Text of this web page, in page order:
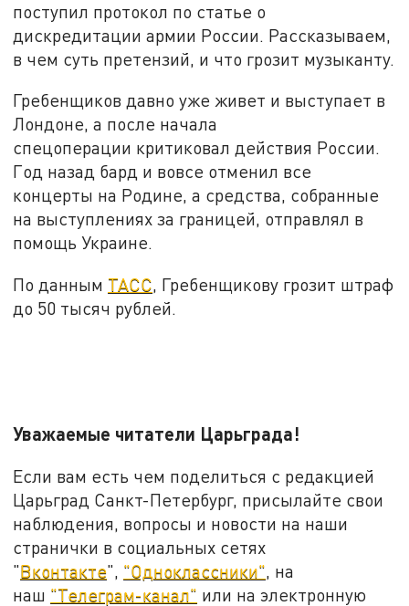
поступил протокол по статье о
дискредитации армии России. Рассказываем,
в чем суть претензий, и что грозит музыканту.
Гребенщиков давно уже живет и выступает в
Лондоне, а после начала
спецоперации критиковал действия России.
Год назад бард и вовсе отменил все
концерты на Родине, а средства, собранные
на выступлениях за границей, отправлял в
помощь Украине.
По данным ТАСС, Гребенщикову грозит штраф
до 50 тысяч рублей.
Уважаемые читатели Царьграда!
Если вам есть чем поделиться с редакцией
Царьград Санкт-Петербург, присылайте свои
наблюдения, вопросы и новости на наши
странички в социальных сетях
"Вконтакте", "Одноклассники", на
наш "Телеграм-канал" или на электронную